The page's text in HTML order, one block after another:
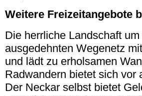
Weitere Freizeitangebote
Die herrliche Landschaft
ausgedehnten Wegenetz
und lädt zu erholsamen
Radwandern bietet sich vor
Der Neckar selbst bietet